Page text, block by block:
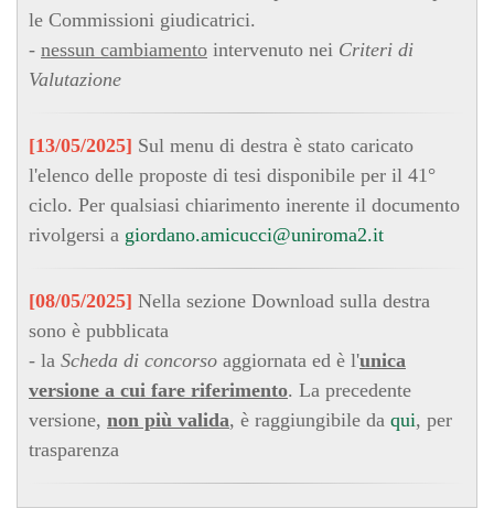
le Commissioni giudicatrici.
- nessun cambiamento intervenuto nei Criteri di
Valutazione
[13/05/2025] Sul menu di destra è stato caricato
l'elenco delle proposte di tesi disponibile per il 41°
ciclo. Per qualsiasi chiarimento inerente il documento
rivolgersi a giordano.amicucci@uniroma2.it
[08/05/2025] Nella sezione Download sulla destra
sono è pubblicata
- la Scheda di concorso aggiornata ed è l'unica
versione a cui fare riferimento. La precedente
versione, non più valida, è raggiungibile da qui, per
trasparenza